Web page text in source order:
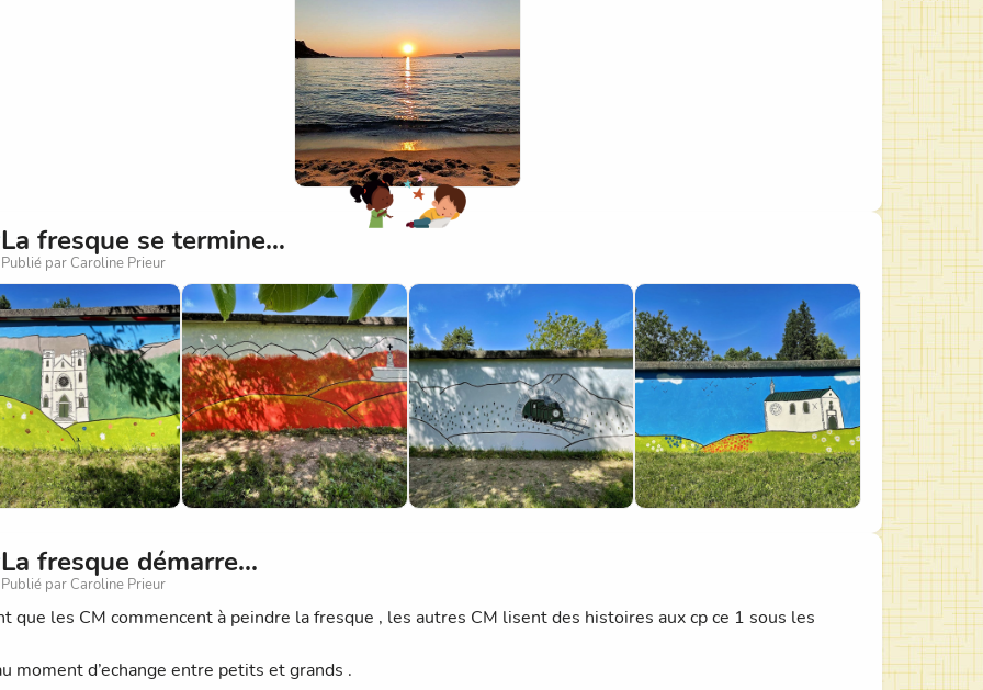
La fresque se termine…
Publié par Caroline Prieur
La fresque démarre...
Publié par Caroline Prieur
que les CM commencent à peindre la fresque , les autres CM lisent des histoires aux cp ce 1 sous les
moment d’echange entre petits et grands .